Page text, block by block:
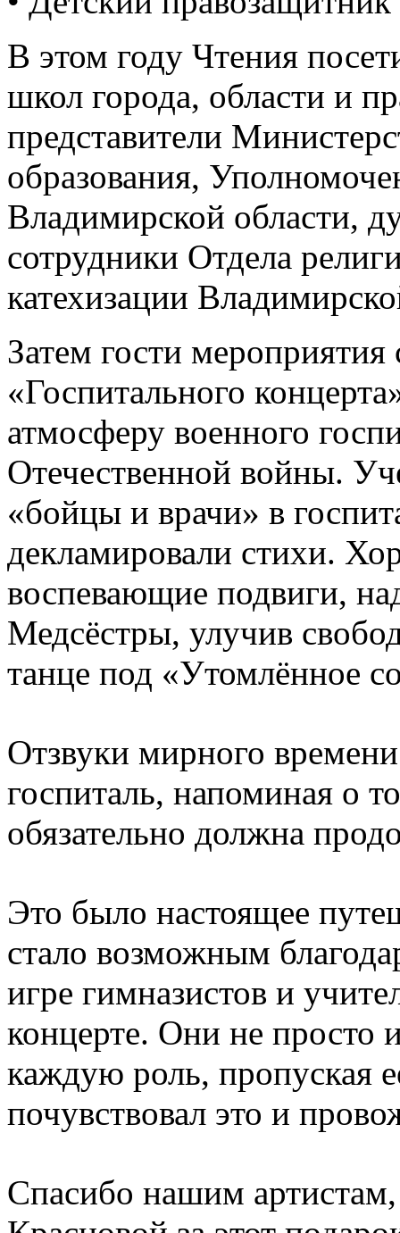
В этом году Чтения
школ города, области и
представители
образования,
Владимирской области,
сотрудники Отдела
катехизации
Затем гости мероприятия
«Госпитального
атмосферу военного
Отечественной войны.
«бойцы и врачи» в
декламировали стихи.
воспевающие подвиги,
Медсёстры, улучив
танце под «Утомлённое
Отзвуки мирного
госпиталь, напоминая о
обязательно должна
Это было настоящее
стало возможным
игре гимназистов и
концерте. Они не просто
каждую роль, пропуская
почувствовал это и
Спасибо нашим